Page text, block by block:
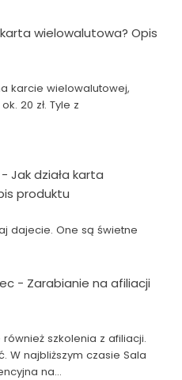
wielowalutowa? Opis
karcie wielowalutowej,
20 zł. Tyle z
- Jak działa karta
produktu
dajecie. One są świetne
- Zarabianie na afiliacji
szkolenia z afiliacji.
W najbliższym czasie Sala
na…